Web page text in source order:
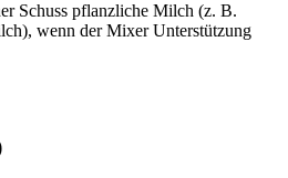
Schuss pflanzliche Milch (z. B.
wenn der Mixer Unterstützung